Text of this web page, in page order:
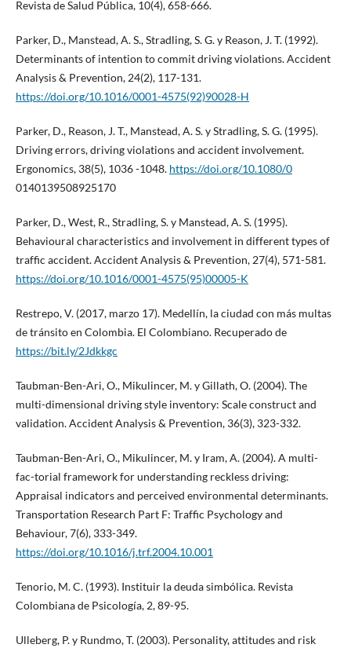
Revista de Salud Pública, 10(4), 658-666.
Parker, D., Manstead, A. S., Stradling, S. G. y Reason, J. T. (1992).
Determinants of intention to commit driving violations. Accident
Analysis & Prevention, 24(2), 117-131.
https://doi.org/10.1016/0001-4575(92)90028-H
Parker, D., Reason, J. T., Manstead, A. S. y Stradling, S. G. (1995).
Driving errors, driving violations and accident involvement.
Ergonomics, 38(5), 1036 -1048. https://doi.org/10.1080/0
0140139508925170
Parker, D., West, R., Stradling, S. y Manstead, A. S. (1995).
Behavioural characteristics and involvement in different types of
traffic accident. Accident Analysis & Prevention, 27(4), 571-581.
https://doi.org/10.1016/0001-4575(95)00005-K
Restrepo, V. (2017, marzo 17). Medellín, la ciudad con más multas
de tránsito en Colombia. El Colombiano. Recuperado de
https://bit.ly/2Jdkkgc
Taubman-Ben-Ari, O., Mikulincer, M. y Gillath, O. (2004). The
multi-dimensional driving style inventory: Scale construct and
validation. Accident Analysis & Prevention, 36(3), 323-332.
Taubman-Ben-Ari, O., Mikulincer, M. y Iram, A. (2004). A multi-
fac-torial framework for understanding reckless driving:
Appraisal indicators and perceived environmental determinants.
Transportation Research Part F: Traffic Psychology and
Behaviour, 7(6), 333-349.
https://doi.org/10.1016/j.trf.2004.10.001
Tenorio, M. C. (1993). Instituir la deuda simbólica. Revista
Colombiana de Psicología, 2, 89-95.
Ulleberg, P. y Rundmo, T. (2003). Personality, attitudes and risk